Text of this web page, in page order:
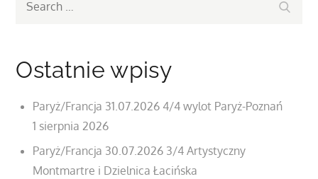
Ostatnie wpisy
Paryż/Francja 31.07.2026 4/4 wylot Paryż-Poznań
1 sierpnia 2026
Paryż/Francja 30.07.2026 3/4 Artystyczny
Montmartre i Dzielnica Łacińska